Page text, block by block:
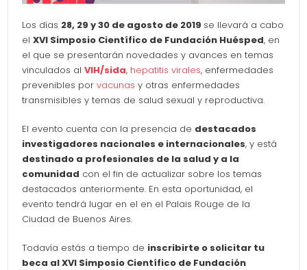
Los días 28, 29 y 30 de agosto de 2019 se llevará a cabo
elXVI Simposio Científico de Fundación Huésped, en
el que se presentarán novedades y avances en temas
vinculados alVIH/sida, hepatitis virales, enfermedades
prevenibles porvacunas y otras enfermedades
transmisibles y temas de salud sexual y reproductiva.
El evento cuenta con la presencia de destacados
investigadores nacionales e internacionales, y está
destinado a profesionales de la salud y a la
comunidad con el fin de actualizar sobre los temas
destacados anteriormente. En esta oportunidad, el
evento tendrá lugar en el en el Palais Rouge de la
Ciudad de Buenos Aires.
Todavía estás a tiempo de inscribirte o solicitar tu
beca al XVI Simposio Científico de Fundación